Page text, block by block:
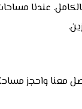
عندنا
معنا واحجز